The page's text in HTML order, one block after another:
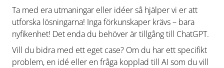
Ta med era utmaningar eller idéer så hjälper vi er att
utforska lösningarna! Inga förkunskaper krävs – bara
nyfikenhet! Det enda du behöver är tillgång till ChatGPT.
Vill du bidra med ett eget case? Om du har ett specifikt
problem, en idé eller en fråga kopplad till AI som du vill